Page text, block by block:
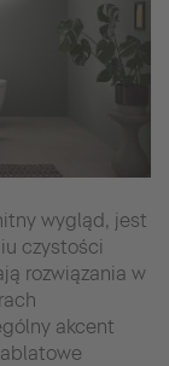
wygląd, jest
czystości
rozwiązania w
akcent